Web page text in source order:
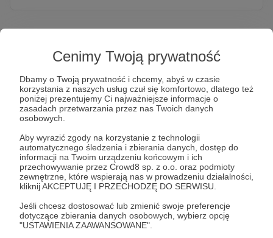
Cenimy Twoją prywatność
Dbamy o Twoją prywatność i chcemy, abyś w czasie
korzystania z naszych usług czuł się komfortowo, dlatego też
poniżej prezentujemy Ci najważniejsze informacje o
zasadach przetwarzania przez nas Twoich danych
osobowych.
Aby wyrazić zgody na korzystanie z technologii
automatycznego śledzenia i zbierania danych, dostęp do
informacji na Twoim urządzeniu końcowym i ich
przechowywanie przez Crowd8 sp. z o.o. oraz podmioty
zewnętrzne, które wspierają nas w prowadzeniu działalności,
kliknij AKCEPTUJĘ I PRZECHODZĘ DO SERWISU.
Jeśli chcesz dostosować lub zmienić swoje preferencje
dotyczące zbierania danych osobowych, wybierz opcję
"USTAWIENIA ZAAWANSOWANE".
1564
patronów
18755 zł
miesięcznie
Pozostali